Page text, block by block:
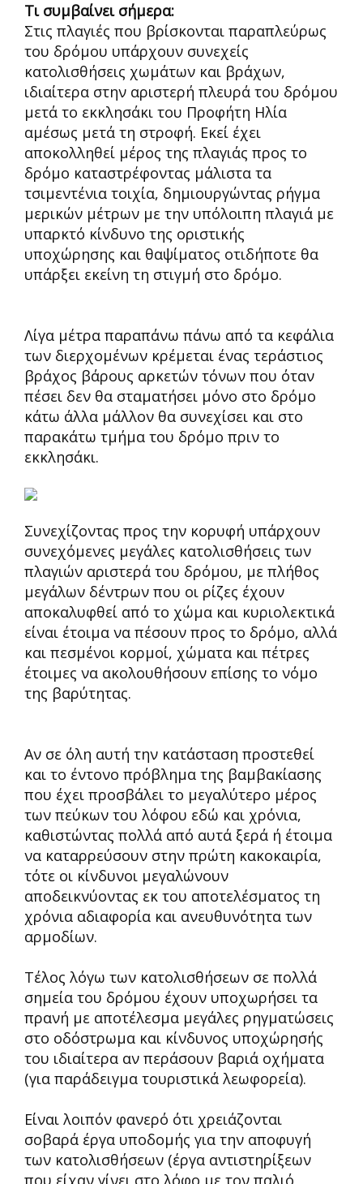
Τι συμβαίνει σήμερα:
Στις πλαγιές που βρίσκονται παραπλεύρως
του δρόμου υπάρχουν συνεχείς
κατολισθήσεις χωμάτων και βράχων,
ιδιαίτερα στην αριστερή πλευρά του δρόμου
μετά το εκκλησάκι του Προφήτη Ηλία
αμέσως μετά τη στροφή. Εκεί έχει
αποκολληθεί μέρος της πλαγιάς προς το
δρόμο καταστρέφοντας μάλιστα τα
τσιμεντένια τοιχία, δημιουργώντας ρήγμα
μερικών μέτρων με την υπόλοιπη πλαγιά με
υπαρκτό κίνδυνο της οριστικής
υποχώρησης και θαψίματος οτιδήποτε θα
υπάρξει εκείνη τη στιγμή στο δρόμο.
Λίγα μέτρα παραπάνω πάνω από τα κεφάλια
των διερχομένων κρέμεται ένας τεράστιος
βράχος βάρους αρκετών τόνων που όταν
πέσει δεν θα σταματήσει μόνο στο δρόμο
κάτω άλλα μάλλον θα συνεχίσει και στο
παρακάτω τμήμα του δρόμο πριν το
εκκλησάκι.
Συνεχίζοντας προς την κορυφή υπάρχουν
συνεχόμενες μεγάλες κατολισθήσεις των
πλαγιών αριστερά του δρόμου, με πλήθος
μεγάλων δέντρων που οι ρίζες έχουν
αποκαλυφθεί από το χώμα και κυριολεκτικά
είναι έτοιμα να πέσουν προς το δρόμο, αλλά
και πεσμένοι κορμοί, χώματα και πέτρες
έτοιμες να ακολουθήσουν επίσης το νόμο
της βαρύτητας.
Αν σε όλη αυτή την κατάσταση προστεθεί
και το έντονο πρόβλημα της βαμβακίασης
που έχει προσβάλει το μεγαλύτερο μέρος
των πεύκων του λόφου εδώ και χρόνια,
καθιστώντας πολλά από αυτά ξερά ή έτοιμα
να καταρρεύσουν στην πρώτη κακοκαιρία,
τότε οι κίνδυνοι μεγαλώνουν
αποδεικνύοντας εκ του αποτελέσματος τη
χρόνια αδιαφορία και ανευθυνότητα των
αρμοδίων.
Τέλος λόγω των κατολισθήσεων σε πολλά
σημεία του δρόμου έχουν υποχωρήσει τα
πρανή με αποτέλεσμα μεγάλες ρηγματώσεις
στο οδόστρωμα και κίνδυνος υποχώρησής
του ιδιαίτερα αν περάσουν βαριά οχήματα
(για παράδειγμα τουριστικά λεωφορεία).
Είναι λοιπόν φανερό ότι χρειάζονται
σοβαρά έργα υποδομής για την αποφυγή
των κατολισθήσεων (έργα αντιστηρίξεων
που είχαν γίνει στο λόφο με τον παλιό